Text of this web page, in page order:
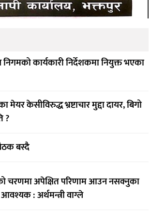
कार्यकारी निर्देशकमा नियुक्त भएका
मेयर केसीविरुद्ध भ्रष्टाचार मुद्दा दायर, बिगो
?
बस्दै
चरणमा अपेक्षित परिणाम आउन नसक्नुका
: अर्थमन्त्री वाग्ले